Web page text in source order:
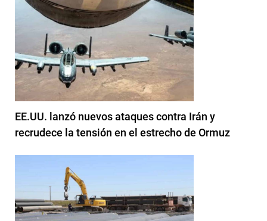
EE.UU. lanzó nuevos ataques contra Irán y
recrudece la tensión en el estrecho de Ormuz